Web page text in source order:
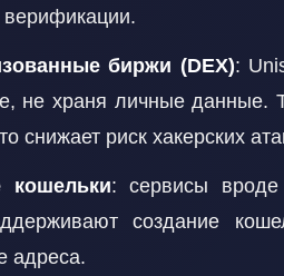
верификации.
биржи (DEX):
не храня личные данные.
снижает риск хакерских
кошельки: сервисы
создание
адреса.